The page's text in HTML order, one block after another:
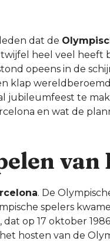
dat de
heel veel heeft
opeens in de
klap
jubileumfeest te
en wat de
van
. De
spelers
dat op 17 oktober
hosten van de